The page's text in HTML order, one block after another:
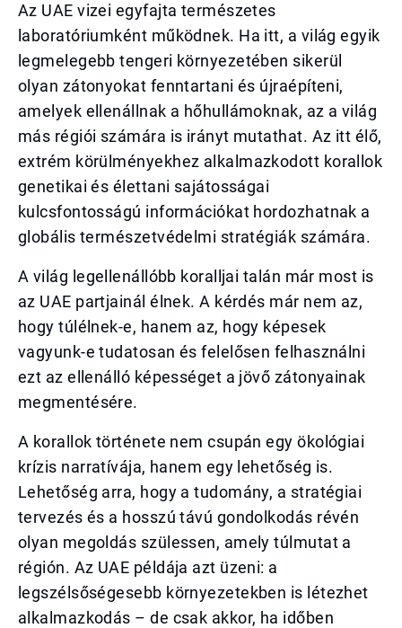
Az UAE vizei egyfajta természetes
laboratóriumként működnek. Ha itt, a világ egyik
legmelegebb tengeri környezetében sikerül
olyan zátonyokat fenntartani és újraépíteni,
amelyek ellenállnak a hőhullámoknak, az a világ
más régiói számára is irányt mutathat. Az itt élő,
extrém körülményekhez alkalmazkodott korallok
genetikai és élettani sajátosságai
kulcsfontosságú információkat hordozhatnak a
globális természetvédelmi stratégiák számára.
A világ legellenállóbb koralljai talán már most is
az UAE partjainál élnek. A kérdés már nem az,
hogy túlélnek-e, hanem az, hogy képesek
vagyunk-e tudatosan és felelősen felhasználni
ezt az ellenálló képességet a jövő zátonyainak
megmentésére.
A korallok története nem csupán egy ökológiai
krízis narratívája, hanem egy lehetőség is.
Lehetőség arra, hogy a tudomány, a stratégiai
tervezés és a hosszú távú gondolkodás révén
olyan megoldás szülessen, amely túlmutat a
régión. Az UAE példája azt üzeni: a
legszélsőségesebb környezetekben is létezhet
alkalmazkodás – de csak akkor, ha időben